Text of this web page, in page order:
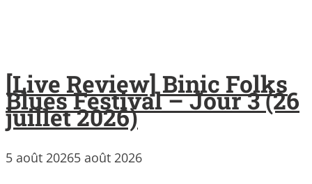
[Live Review] Binic Folks
Blues Festival – Jour 3 (26
juillet 2026)
5 août 20265 août 2026